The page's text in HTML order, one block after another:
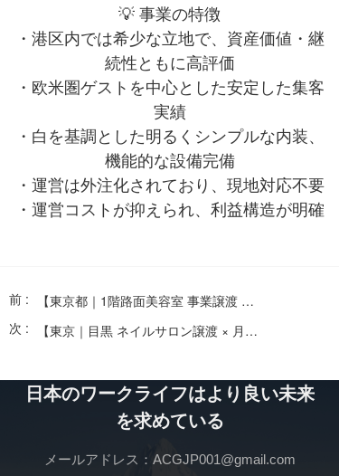
💡 事業の特徴
・港区内では希少な立地で、資産価値・継
続性ともに高評価
・欧米圏ゲストを中心とした安定した集客
実績
・白を基調とした明るくシンプルな内装、
機能的な設備完備
・運営は外注化されており、現地対応不要
・運営コストが抑えられ、利益構造が明確
前 :
【東京都｜1階路面美容室 事業譲渡 × 年間利益約300万円 × オーナー常駐不要】
次 :
【東京｜目黒 ネイルサロン譲渡 × 月商ポテンシャル150万円】
日本のワークライフはより良い未来
を求めている
メールアドレス：ACGJP001@gmail.com